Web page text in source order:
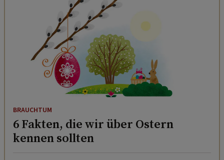
BRAUCHTUM
6 Fakten, die wir über Ostern
kennen sollten